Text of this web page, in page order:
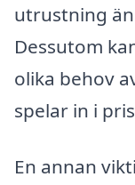
utrustning
Dessutom
olika behov
spelar in i
En annan